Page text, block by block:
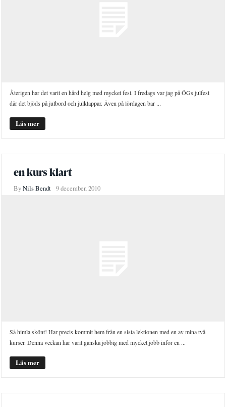
Återigen har det varit en hård helg med mycket fest. I fredags var jag på ÖGs julfest
där det bjöds på julbord och julklappar. Även på lördagen bar ...
Läs mer
en kurs klart
ByNils Bendt 9 december, 2010
Så himla skönt! Har precis kommit hem från en sista lektionen med en av mina två
kurser. Denna veckan har varit ganska jobbig med mycket jobb inför en ...
Läs mer